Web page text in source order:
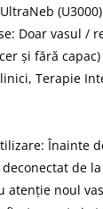
(U3000)
Doar vasul /
și fără capac)
Terapie
Înainte
de
atenție noul